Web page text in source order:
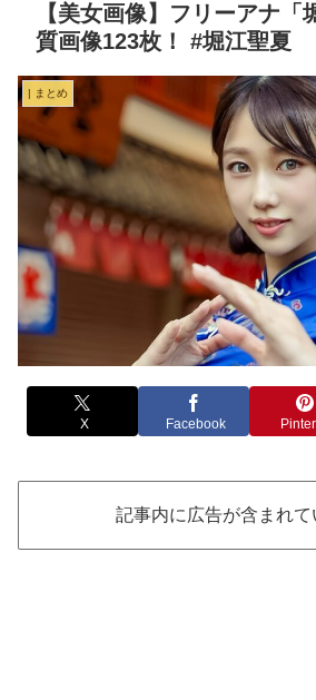
【美女画像】フリーアナ「
質画像123枚！ #堀江聖夏
| まとめ
X Facebook
記事内に広告が含まれて